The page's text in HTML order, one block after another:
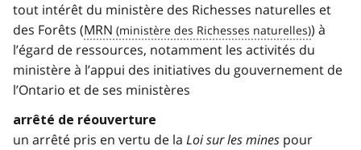
tout intérêt du ministère des Richesses naturelles et
des Forêts (MRN
) à
l’égard de ressources, notamment les activités du
ministère à l’appui des initiatives du gouvernement de
l’Ontario et de ses ministères
arrêté de réouverture
un arrêté pris en vertu de la Loi sur les mines pour